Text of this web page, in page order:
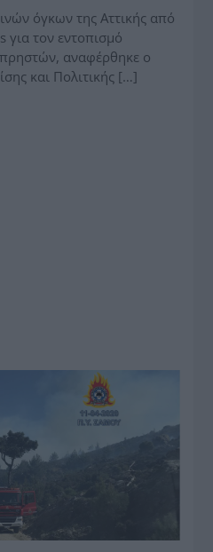
όγκων της Αττικής από
τον εντοπισμό
αναφέρθηκε ο
και Πολιτικής […]